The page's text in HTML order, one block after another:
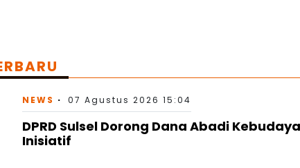
NEWS 07 Agustus 2026 15:04
DPRD Sulsel Dorong Dana Abadi
Inisiatif